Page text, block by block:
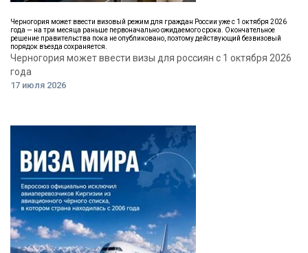
Черногория может ввести визовый режим для граждан России уже с 1 октября 2026
года — на три месяца раньше первоначально ожидаемого срока. Окончательное
решение правительства пока не опубликовано, поэтому действующий безвизовый
порядок въезда сохраняется.
Черногория может ввести визы для россиян с 1 октября 2026
года
17 июля 2026